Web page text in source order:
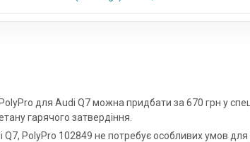
для Audi Q7 можна придбати за 670 грн у
гарячого затвердіння.
PolyPro 102849 не потребує особливих умов